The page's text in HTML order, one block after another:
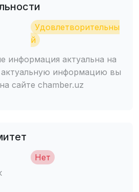
Удовлетворительны
й
информация актуальна на
актуальную информацию вы
сайте chamber.uz
Нет